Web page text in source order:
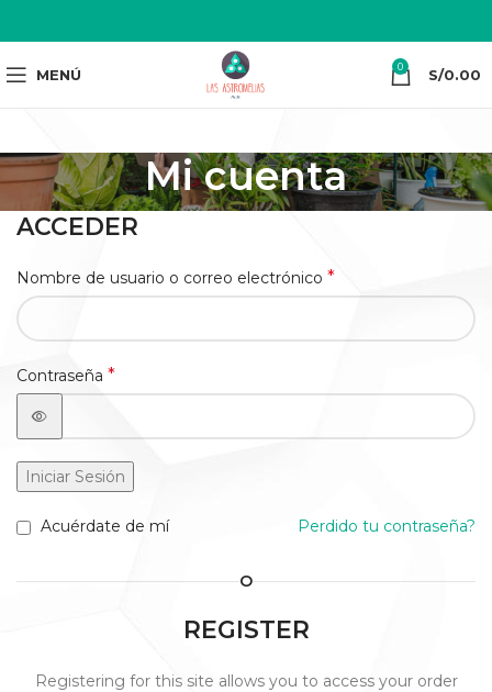
MENÚ 0 S/0.00
Mi cuenta
ACCEDER
Nombre de usuario o correo electrónico *
Contraseña *
Iniciar Sesión
Perdido tu contraseña?
Acuérdate de mí
O
REGISTER
Registering for this site allows you to access your order